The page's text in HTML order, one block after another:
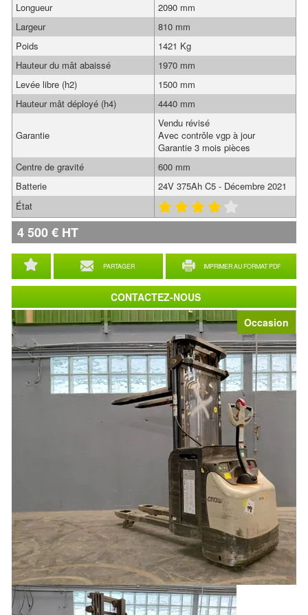
Occasion
PARTAGER IMPRIMER AU FORMAT PDF
Longueur
2090 mm
Largeur
810 mm
Poids
1421 Kg
Hauteur du mât abaissé
1970 mm
Levée libre (h2)
1500 mm
Hauteur mât déployé (h4)
4440 mm
Garantie
Vendu révisé
Avec contrôle vgp à jour
Garantie 3 mois pièces
Centre de gravité
600 mm
Batterie
24V 375Ah C5 - Décembre 2021
État
4 500€ HT
CONTACTEZ-NOUS